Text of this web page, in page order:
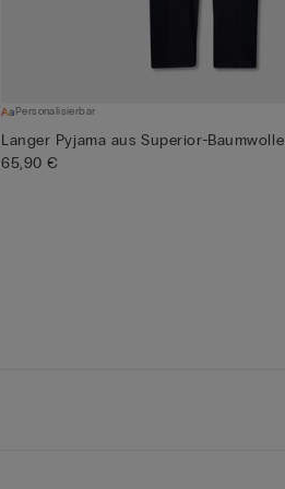
Personalisierbar
Langer Pyjama aus Superior-Baumwolle
65,90 €